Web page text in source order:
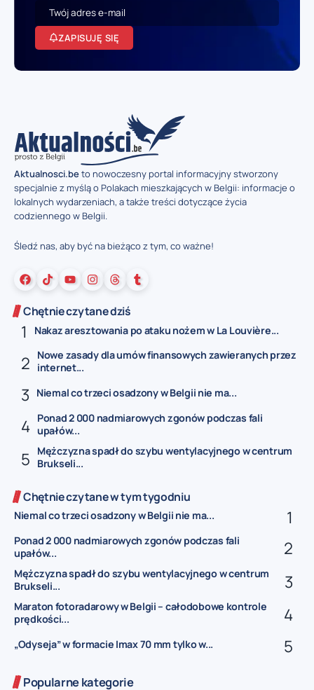
ZAPISUJĘ SIĘ
Aktualnosci.beto nowoczesny portal informacyjny stworzony
specjalnie z myślą o Polakach mieszkających w Belgii: informacje o
lokalnych wydarzeniach, a także treści dotyczące życia
codziennego w Belgii.
Śledź nas, aby być na bieżąco z tym, co ważne!
Chętnie czytane dziś
Nakaz aresztowania po ataku nożem w La Louvière...
Nowe zasady dla umów finansowych zawieranych przez
internet...
Niemal co trzeci osadzony w Belgii nie ma...
Ponad 2 000 nadmiarowych zgonów podczas fali
upałów...
Mężczyzna spadł do szybu wentylacyjnego w centrum
Brukseli...
Chętnie czytane w tym tygodniu
Niemal co trzeci osadzony w Belgii nie ma...
Ponad 2 000 nadmiarowych zgonów podczas fali
upałów...
Mężczyzna spadł do szybu wentylacyjnego w centrum
Brukseli...
Maraton fotoradarowy w Belgii – całodobowe kontrole
prędkości...
„Odyseja” w formacie Imax 70 mm tylko w...
Popularne kategorie